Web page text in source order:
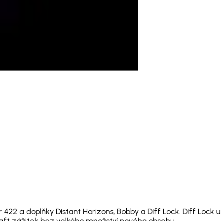
a doplňky Distant Horizons, Bobby a Diff Lock. Diff Lock